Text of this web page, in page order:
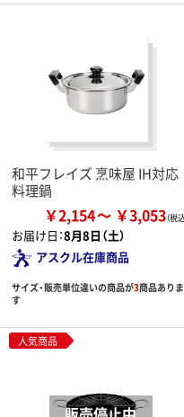
和平フレイズ 烹味屋 IH対応
料理鍋
￥2,154 ￥3,053
お届け日：8月8日（土）
アスクル在庫商品
サイズ・販売単位違いの商品が3商品ありま
す
人気商品